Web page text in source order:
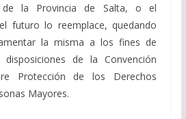
de la Provincia de Salta, o el
futuro lo reemplace, quedando
la misma a los fines de
de la Convención
Protección de los Derechos
Mayores.